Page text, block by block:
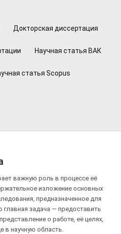
Докторская диссертация
Научная статья ВАК
статья Scopus
важную роль в процессе её
изложение основных
предназначенное для
главная задача — предоставить
о работе, её целях,
в научную область.